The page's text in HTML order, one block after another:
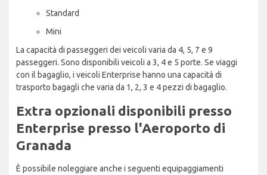
Standard
Mini
La capacità di passeggeri dei veicoli varia da 4, 5, 7 e 9
passeggeri. Sono disponibili veicoli a 3, 4 e 5 porte. Se viaggi
con il bagaglio, i veicoli Enterprise hanno una capacità di
trasporto bagagli che varia da 1, 2, 3 e 4 pezzi di bagaglio.
Extra opzionali disponibili presso
Enterprise presso l'Aeroporto di
Granada
È possibile noleggiare anche i seguenti equipaggiamenti